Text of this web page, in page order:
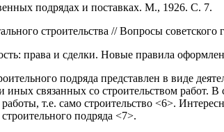
подрядах и поставках. М., 1926. С. 7.
строительства // Вопросы
права и сделки. Новые правила
подряда представлен в виде
связанных со строительством работ.
т.е. само строительство <6>.
подряда <7>.